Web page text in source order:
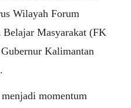
Wilayah Forum
Masyarakat (FK
Kalimantan
momentum